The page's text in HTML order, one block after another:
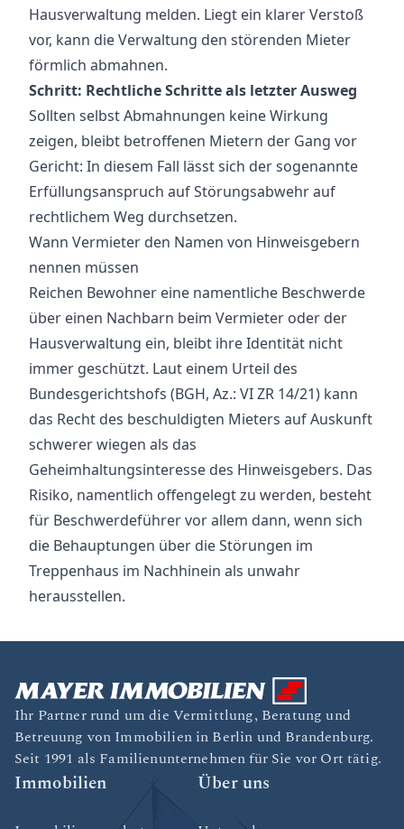
Hausverwaltung melden. Liegt ein klarer Verstoß
vor, kann die Verwaltung den störenden Mieter
förmlich abmahnen.
Schritt: Rechtliche Schritte als letzter Ausweg
Sollten selbst Abmahnungen keine Wirkung
zeigen, bleibt betroffenen Mietern der Gang vor
Gericht: In diesem Fall lässt sich der sogenannte
Erfüllungsanspruch auf Störungsabwehr auf
rechtlichem Weg durchsetzen.
Wann Vermieter den Namen von Hinweisgebern
nennen müssen
Reichen Bewohner eine namentliche Beschwerde
über einen Nachbarn beim Vermieter oder der
Hausverwaltung ein, bleibt ihre Identität nicht
immer geschützt. Laut einem Urteil des
Bundesgerichtshofs (BGH, Az.: VI ZR 14/21) kann
das Recht des beschuldigten Mieters auf Auskunft
schwerer wiegen als das
Geheimhaltungsinteresse des Hinweisgebers. Das
Risiko, namentlich offengelegt zu werden, besteht
für Beschwerdeführer vor allem dann, wenn sich
die Behauptungen über die Störungen im
Treppenhaus im Nachhinein als unwahr
herausstellen.
Ihr Partner rund um die Vermittlung, Beratung und
Betreuung von Immobilien in Berlin und Brandenburg.
Seit 1991 als Familienunternehmen für Sie vor Ort tätig.
Immobilien Über uns